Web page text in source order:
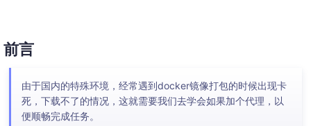
前言
由于国内的特殊环境，经常遇到docker镜像打包的时候出现卡
死，下载不了的情况，这就需要我们去学会如果加个代理，以
便顺畅完成任务。